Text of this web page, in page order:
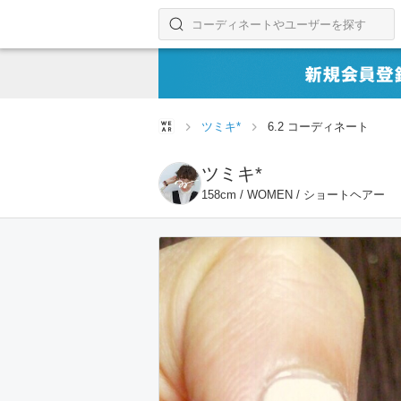
コーディネートやユーザーを探す
検索する
ツミキ* 6.2 コーディネート
ツミキ*
158cm / WOMEN / ショートヘアー